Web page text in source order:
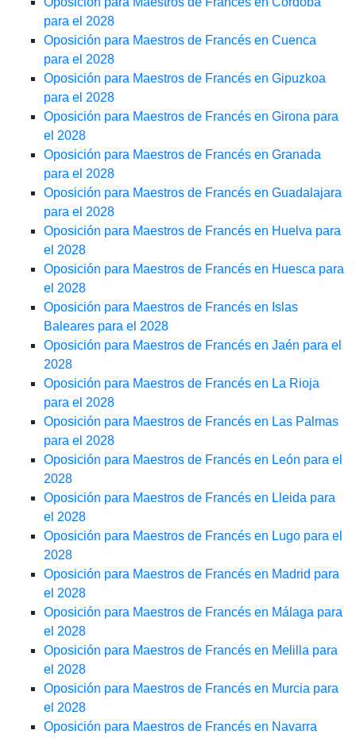
para el 2028
Oposición para Maestros de Francés en Cuenca
para el 2028
Oposición para Maestros de Francés en Gipuzkoa
para el 2028
Oposición para Maestros de Francés en Girona para
el 2028
Oposición para Maestros de Francés en Granada
para el 2028
Oposición para Maestros de Francés en Guadalajara
para el 2028
Oposición para Maestros de Francés en Huelva para
el 2028
Oposición para Maestros de Francés en Huesca para
el 2028
Oposición para Maestros de Francés en Islas
Baleares para el 2028
Oposición para Maestros de Francés en Jaén para el
2028
Oposición para Maestros de Francés en La Rioja
para el 2028
Oposición para Maestros de Francés en Las Palmas
para el 2028
Oposición para Maestros de Francés en León para el
2028
Oposición para Maestros de Francés en Lleida para
el 2028
Oposición para Maestros de Francés en Lugo para el
2028
Oposición para Maestros de Francés en Madrid para
el 2028
Oposición para Maestros de Francés en Málaga para
el 2028
Oposición para Maestros de Francés en Melilla para
el 2028
Oposición para Maestros de Francés en Murcia para
el 2028
Oposición para Maestros de Francés en Navarra